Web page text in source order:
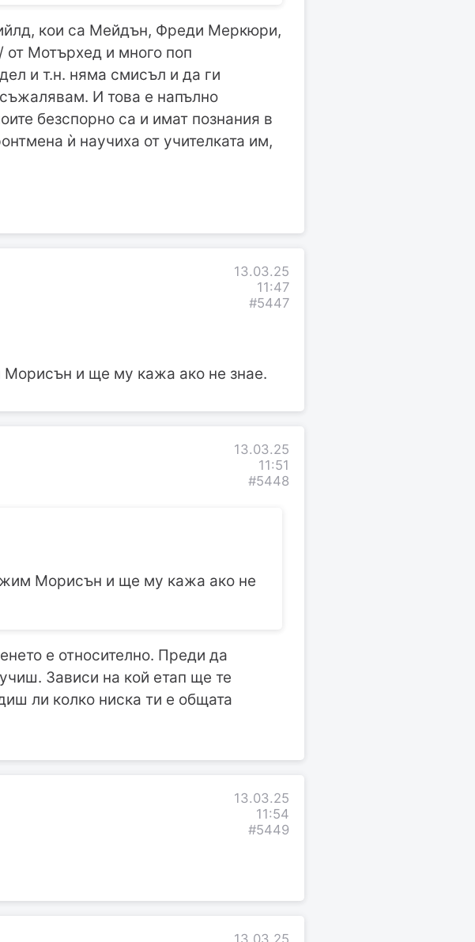
кои са Мейдън, Фреди Меркюри,
от Мотърхед и много поп
и т.н. няма смисъл и да ги
И това е напълно
безспорно са и имат познания в
ѝ научиха от учителката им,
13.03.25
11:47
#5447
и ще му кажа ако не знае.
13.03.25
11:51
#5448
Морисън и ще му кажа ако не
е относително. Преди да
Зависи на кой етап ще те
ли колко ниска ти е общата
13.03.25
11:54
#5449
13.03.25